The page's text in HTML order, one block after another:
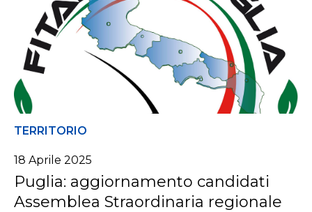
TERRITORIO
18 Aprile 2025
Puglia: aggiornamento candidati
Assemblea Straordinaria regionale